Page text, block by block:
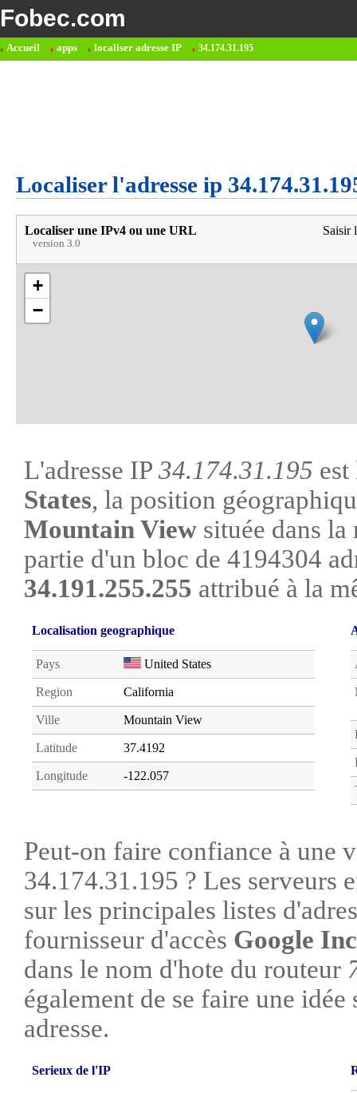
Fobec.com
Accueil apps localiser adresse IP 34.174.31.195
Localiser l'adresse ip
Localiser une IPv4 ou une URL
version 3.0
Saisir
+
−
L'adresse IP 34.174.31.195
States, la position
Mountain View située dans
partie d'un bloc de 4194304
34.191.255.255 attribué à la
Localisation geographique
Pays United States
Region California
Ville Mountain View
Latitude 37.4192
Longitude -122.057
Peut-on faire confiance à une
34.174.31.195 ? Les serveurs
sur les principales listes
fournisseur d'accès Google Inc
dans le nom d'hote du routeur
également de se faire une
adresse.
Serieux de l'IP